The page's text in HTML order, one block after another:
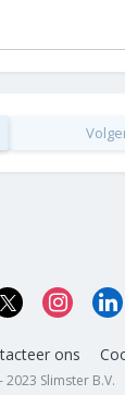
ons
2023 Slimster B.V.